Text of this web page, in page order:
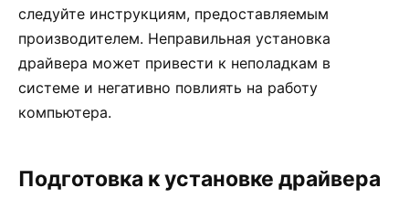
следуйте инструкциям, предоставляемым
производителем. Неправильная установка
драйвера может привести к неполадкам в
системе и негативно повлиять на работу
компьютера.
Подготовка к установке драйвера